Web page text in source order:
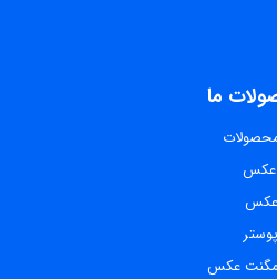
ما
عکس
عکس